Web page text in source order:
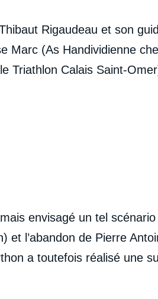
Rigaudeau et son
Marc (As Handividienne
Triathlon Calais Saint-
envisagé un tel
et l’abandon de Pierre
a toutefois réalisé une